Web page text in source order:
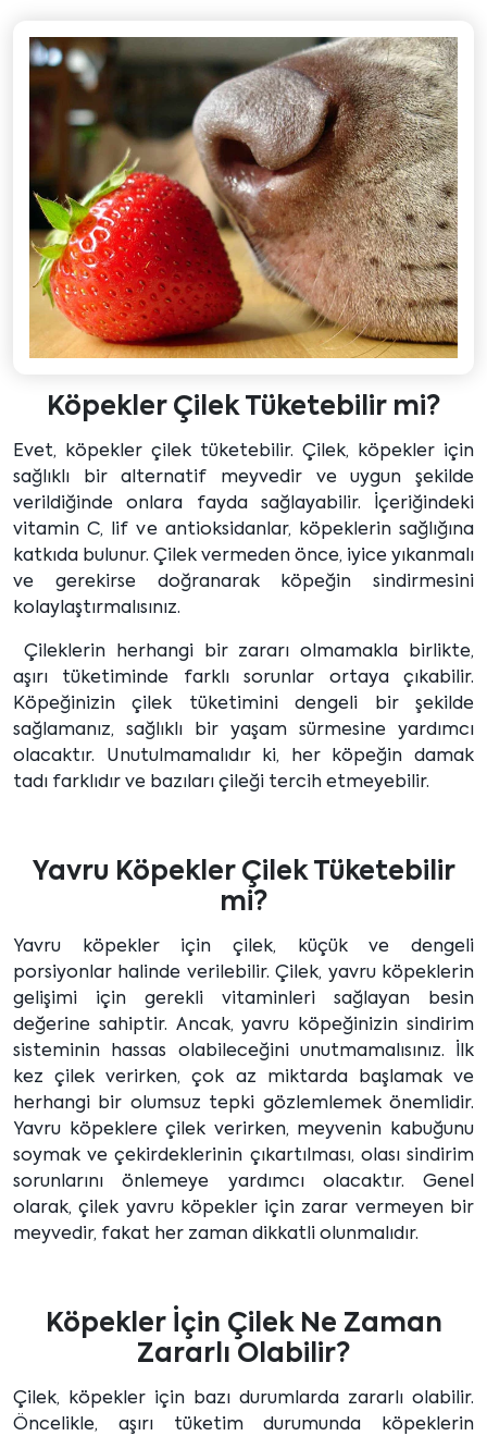
Köpekler Çilek Tüketebilir mi?
Evet, köpekler çilek tüketebilir. Çilek, köpekler için
sağlıklı bir alternatif meyvedir ve uygun şekilde
verildiğinde onlara fayda sağlayabilir. İçeriğindeki
vitamin C, lif ve antioksidanlar, köpeklerin sağlığına
katkıda bulunur. Çilek vermeden önce, iyice yıkanmalı
ve gerekirse doğranarak köpeğin sindirmesini
kolaylaştırmalısınız.
Çileklerin herhangi bir zararı olmamakla birlikte,
aşırı tüketiminde farklı sorunlar ortaya çıkabilir.
Köpeğinizin çilek tüketimini dengeli bir şekilde
sağlamanız, sağlıklı bir yaşam sürmesine yardımcı
olacaktır. Unutulmamalıdır ki, her köpeğin damak
tadı farklıdır ve bazıları çileği tercih etmeyebilir.
Yavru Köpekler Çilek Tüketebilir
mi?
Yavru köpekler için çilek, küçük ve dengeli
porsiyonlar halinde verilebilir. Çilek, yavru köpeklerin
gelişimi için gerekli vitaminleri sağlayan besin
değerine sahiptir. Ancak, yavru köpeğinizin sindirim
sisteminin hassas olabileceğini unutmamalısınız. İlk
kez çilek verirken, çok az miktarda başlamak ve
herhangi bir olumsuz tepki gözlemlemek önemlidir.
Yavru köpeklere çilek verirken, meyvenin kabuğunu
soymak ve çekirdeklerinin çıkartılması, olası sindirim
sorunlarını önlemeye yardımcı olacaktır. Genel
olarak, çilek yavru köpekler için zarar vermeyen bir
meyvedir, fakat her zaman dikkatli olunmalıdır.
Köpekler İçin Çilek Ne Zaman
Zararlı Olabilir?
Çilek, köpekler için bazı durumlarda zararlı olabilir.
Öncelikle, aşırı tüketim durumunda köpeklerin